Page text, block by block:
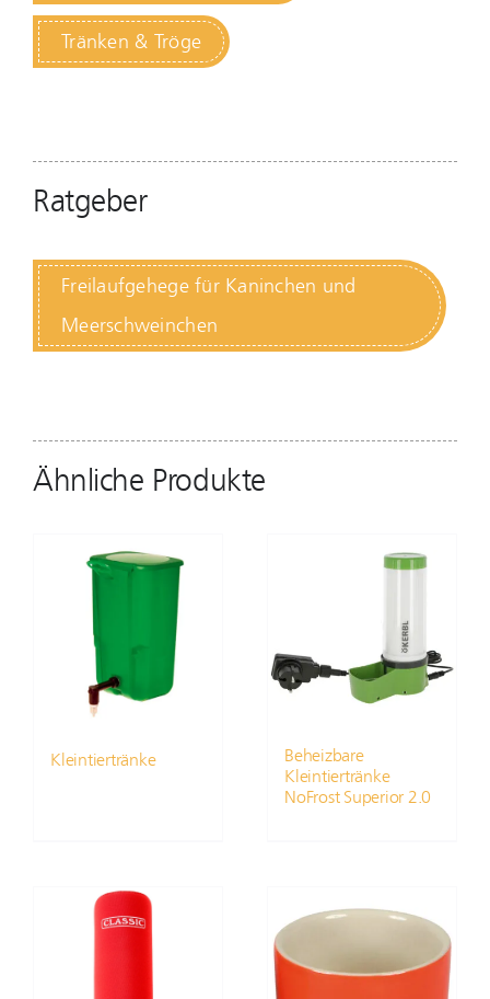
Tränken & Tröge
Ratgeber
Freilaufgehege für Kaninchen und
Meerschweinchen
Ähnliche Produkte
Kleintiertränke
Beheizbare
Kleintiertränke
NoFrost Superior 2.0